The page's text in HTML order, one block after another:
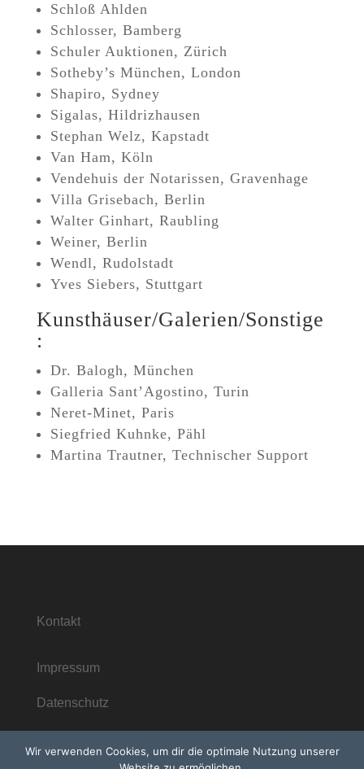
Schloß Ahlden
Schlosser, Bamberg
Schuler Auktionen, Zürich
Sotheby’s München, London
Shapiro, Sydney
Sigalas, Hildrizhausen
Stephan Welz, Kapstadt
Van Ham, Köln
Vendehuis der Notarissen, Gravenhage
Villa Grisebach, Berlin
Walter Ginhart, Raubling
Weiner, Berlin
Wendl, Rudolstadt
Yves Siebers, Stuttgart
Kunsthäuser/Galerien/Sonstige
:
Dr. Balogh, München
Galleria Sant’Agostino, Turin
Neret-Minet, Paris
Siegfried Kuhnke, Pähl
Martina Trautner, Technischer Support
Kontakt
Impressum
Datenschutz
Wir verwenden Cookies, um dir die optimale Nutzung unserer